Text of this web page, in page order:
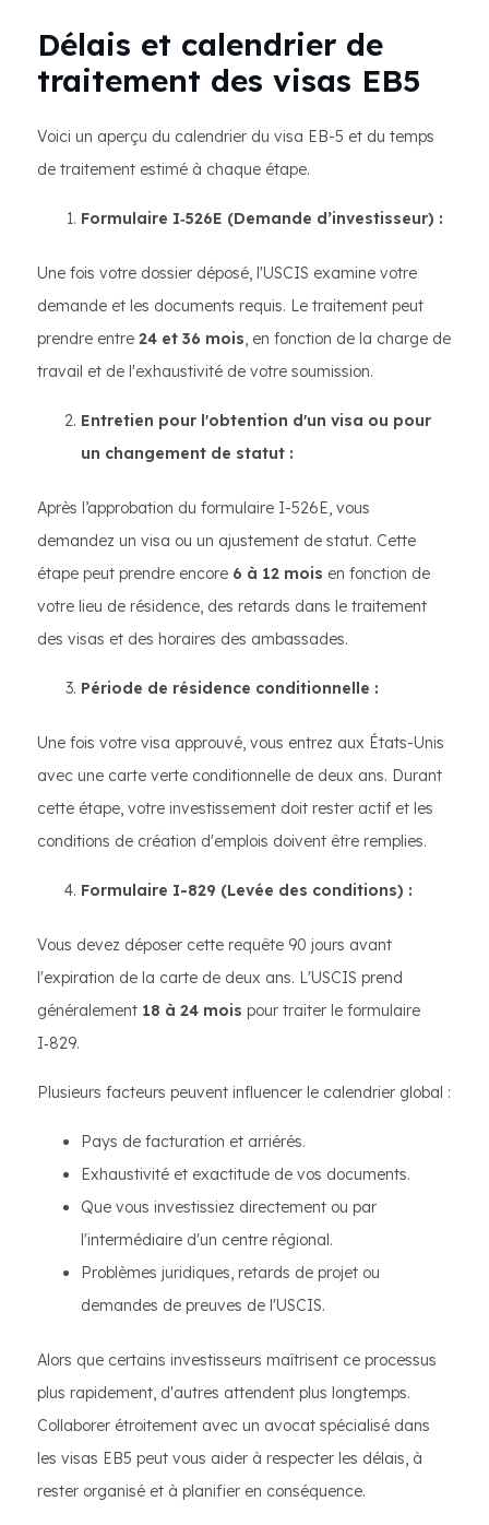
Délais et calendrier de
traitement des visas EB5
Voici un aperçu du calendrier du visa EB-5 et du temps
de traitement estimé à chaque étape.
Formulaire I‑526E (Demande d’investisseur) :
Une fois votre dossier déposé, l'USCIS examine votre
demande et les documents requis. Le traitement peut
prendre entre 24 et 36 mois, en fonction de la charge de
travail et de l'exhaustivité de votre soumission.
Entretien pour l'obtention d'un visa ou pour
un changement de statut :
Après l’approbation du formulaire I-526E, vous
demandez un visa ou un ajustement de statut. Cette
étape peut prendre encore 6 à 12 mois en fonction de
votre lieu de résidence, des retards dans le traitement
des visas et des horaires des ambassades.
Période de résidence conditionnelle :
Une fois votre visa approuvé, vous entrez aux États-Unis
avec une carte verte conditionnelle de deux ans. Durant
cette étape, votre investissement doit rester actif et les
conditions de création d'emplois doivent être remplies.
Formulaire I-829 (Levée des conditions) :
Vous devez déposer cette requête 90 jours avant
l'expiration de la carte de deux ans. L'USCIS prend
généralement 18 à 24 mois pour traiter le formulaire
I‑829.
Plusieurs facteurs peuvent influencer le calendrier global :
Pays de facturation et arriérés.
Exhaustivité et exactitude de vos documents.
Que vous investissiez directement ou par
l'intermédiaire d'un centre régional.
Problèmes juridiques, retards de projet ou
demandes de preuves de l'USCIS.
Alors que certains investisseurs maîtrisent ce processus
plus rapidement, d'autres attendent plus longtemps.
Collaborer étroitement avec un avocat spécialisé dans
les visas EB5 peut vous aider à respecter les délais, à
rester organisé et à planifier en conséquence.